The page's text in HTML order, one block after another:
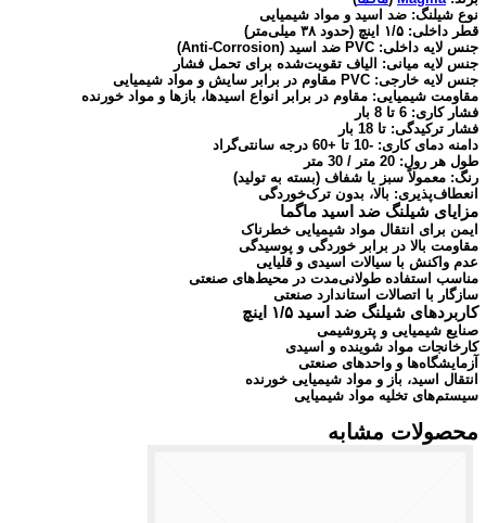
نوع شیلنگ: ضد اسید و مواد شیمیایی
قطر داخلی: ۱/۵ اینچ (حدود ۳۸ میلی‌متر)
جنس لایه داخلی: PVC ضد اسید (Anti-Corrosion)
جنس لایه میانی: الیاف تقویت‌شده برای تحمل فشار
جنس لایه خارجی: PVC مقاوم در برابر سایش و مواد شیمیایی
مقاومت شیمیایی: مقاوم در برابر انواع اسیدها، بازها و مواد خورنده
فشار کاری: 6 تا 8 بار
فشار ترکیدگی: تا 18 بار
دامنه دمای کاری: -10 تا +60 درجه سانتی‌گراد
طول هر رول: 20 متر / 30 متر
رنگ: معمولاً سبز یا شفاف (بسته به تولید)
انعطاف‌پذیری: بالا، بدون ترک‌خوردگی
مزایای شیلنگ ضد اسید ماگما
ایمن برای انتقال مواد شیمیایی خطرناک
مقاومت بالا در برابر خوردگی و پوسیدگی
عدم واکنش با سیالات اسیدی و قلیایی
مناسب استفاده طولانی‌مدت در محیط‌های صنعتی
سازگار با اتصالات استاندارد صنعتی
کاربردهای شیلنگ ضد اسید ۱/۵ اینچ
صنایع شیمیایی و پتروشیمی
کارخانجات مواد شوینده و اسیدی
آزمایشگاه‌ها و واحدهای صنعتی
انتقال اسید، باز و مواد شیمیایی خورنده
سیستم‌های تخلیه مواد شیمیایی
محصولات مشابه